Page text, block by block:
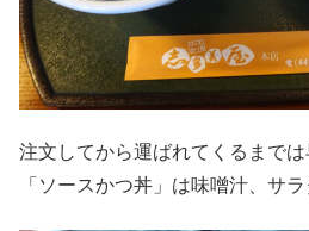
注文してから運ばれてくるまでは
「ソースかつ丼」は味噌汁、サ